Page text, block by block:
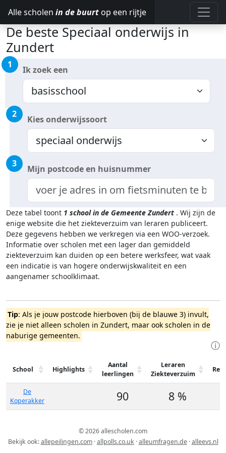
Alle scholen in de buurt op een rijtje
De beste Speciaal onderwijs in
Zundert
1 Ik zoek een
2 Kies onderwijssoort
3 Mijn postcode en huisnummer
Deze tabel toont 1 school in de Gemeente Zundert . Wij zijn de
enige website die het ziekteverzuim van leraren publiceert.
Deze gegevens hebben we verkregen via een WOO-verzoek.
Informatie over scholen met een lager dan gemiddeld
ziekteverzuim kan duiden op een betere werksfeer, wat vaak
een indicatie is van hogere onderwijskwaliteit en een
aangenamer schoolklimaat.
Tip: Als je jouw postcode hierboven (bij de blauwe 3) invult,
zie je niet alleen scholen in Zundert, maar ook scholen in de
naburige gemeenten.
ⓘ
School Highlights
Aantal
leerlingen
Leraren
Ziekteverzuim
De
Koperakker
90 8 %
© 2026 allescholen.com
Bekijk ook:allepeilingen.com·allpolls.co.uk ·alleumfragen.de·alleevs.nl